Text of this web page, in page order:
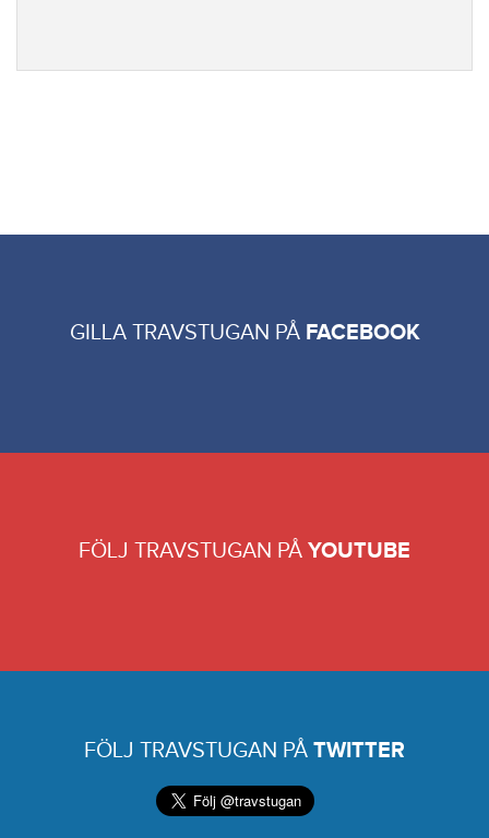
GILLA TRAVSTUGAN PÅ FACEBOOK
FÖLJ TRAVSTUGAN PÅ YOUTUBE
FÖLJ TRAVSTUGAN PÅ TWITTER